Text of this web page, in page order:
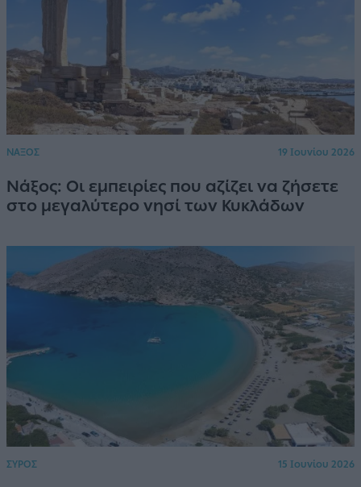
ΝΑΞΟΣ 19 Ιουνίου 2026
Νάξος: Οι εμπειρίες που αζίζει να ζήσετε
στο μεγαλύτερο νησί των Κυκλάδων
ΣΥΡΟΣ 15 Ιουνίου 2026